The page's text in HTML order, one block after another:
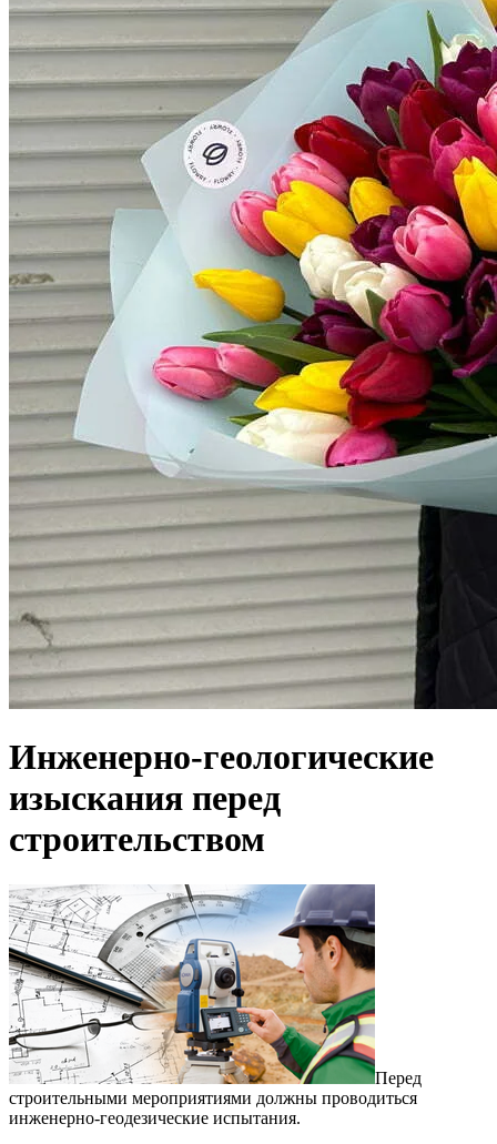
Инженерно-геологические
изыскания перед
строительством
Перед
строительными мероприятиями должны проводиться
инженерно-геодезические испытания.